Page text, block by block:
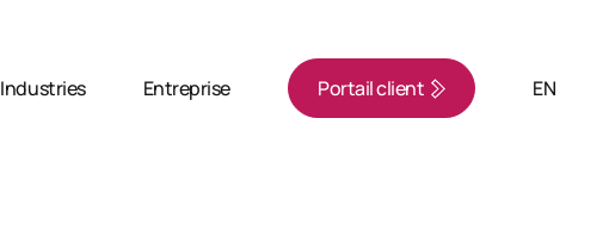
Industries Entreprise Portail client EN